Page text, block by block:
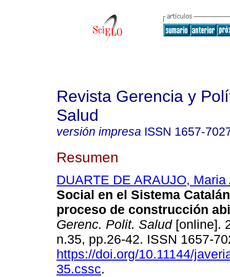
Revista Gerencia y
Salud
versión impresa ISSN 1657-
Resumen
DUARTE DE ARAUJO, Maria
Social en el Sistema
proceso de construcción
Gerenc. Polit. Salud[online].
n.35, pp.26-42. ISSN 1657-
https://doi.org/10.11144/
35.cssc.